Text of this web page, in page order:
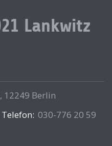
Lankwitz
12249 Berlin
Telefon: 030-776 20 59